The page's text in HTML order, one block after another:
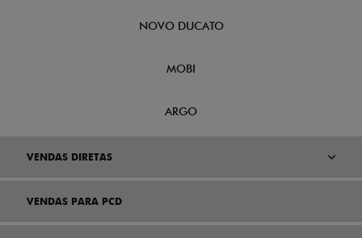
NOVO DUCATO
MOBI
ARGO
VENDAS DIRETAS
VENDAS PARA PCD